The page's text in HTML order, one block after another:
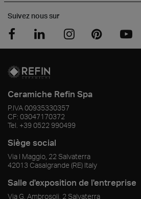
Suivez nous sur
Ceramiche Refin Spa
P.IVA00935330357
CF: 03047170372
Tel. +39 0522 990499
Siège social
Via I Maggio, 22 Salvaterra
42013 Casalgrande (RE) Italy
Salle d'exposition de l'entreprise
Via G. Ambrosoli, 2 Salvaterra